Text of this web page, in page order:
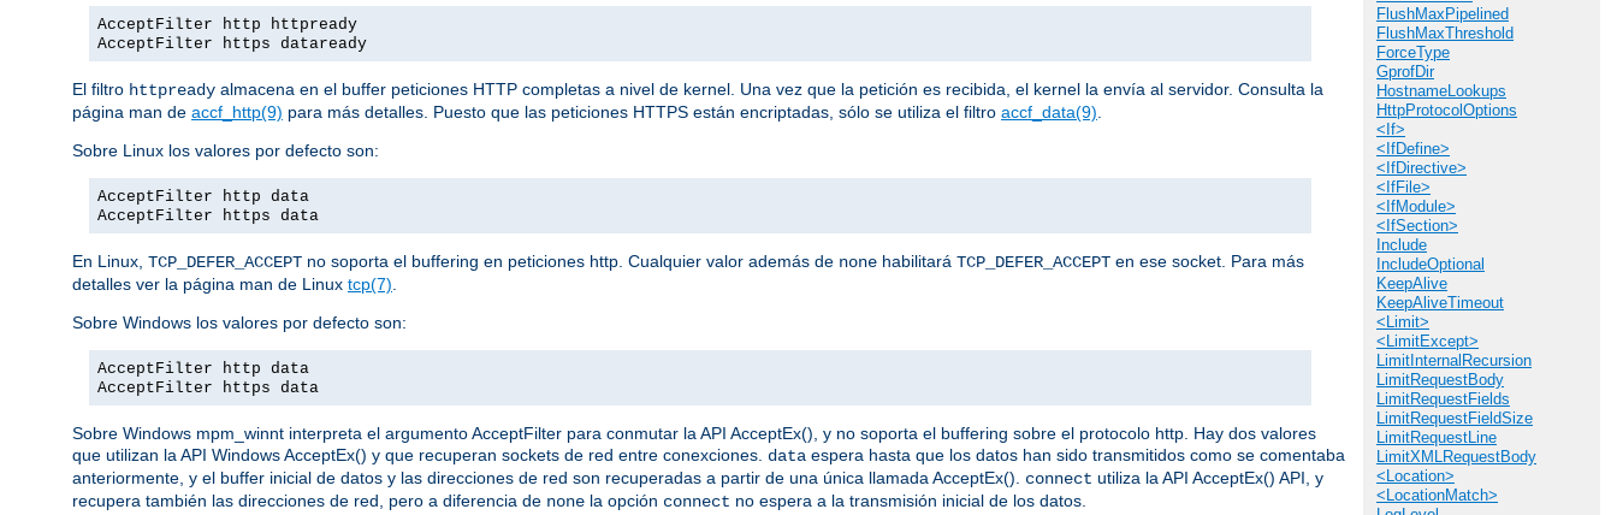
FlushMaxPipelined
FlushMaxThreshold
ForceType
GprofDir
HostnameLookups
HttpProtocolOptions
<If>
<IfDefine>
<IfDirective>
<IfFile>
<IfModule>
<IfSection>
Include
IncludeOptional
KeepAlive
KeepAliveTimeout
<Limit>
<LimitExcept>
LimitInternalRecursion
LimitRequestBody
LimitRequestFields
LimitRequestFieldSize
LimitRequestLine
LimitXMLRequestBody
<Location>
<LocationMatch>
AcceptFilter http httpready
AcceptFilter https dataready
El filtro httpready almacena en el buffer peticiones HTTP completas a nivel de kernel. Una vez que la petición es recibida, el kernel la envía al servidor. Consulta la
página man de accf_http(9) para más detalles. Puesto que las peticiones HTTPS están encriptadas, sólo se utiliza el filtro accf_data(9)
Sobre Linux los valores por defecto son:
AcceptFilter http data
AcceptFilter https data
En Linux, TCP_DEFER_ACCEPT no soporta el buffering en peticiones http. Cualquier valor además de none habilitará TCP_DEFER_ACCEPT en ese socket. Para más
detalles ver la página man de Linux tcp(7)
Sobre Windows los valores por defecto son:
AcceptFilter http data
AcceptFilter https data
Sobre Windows mpm_winnt interpreta el argumento AcceptFilter para conmutar la API AcceptEx(), y no soporta el buffering sobre el protocolo http. Hay dos valores
que utilizan la API Windows AcceptEx() y que recuperan sockets de red entre conexciones. data espera hasta que los datos han sido transmitidos como se comentaba
anteriormente, y el buffer inicial de datos y las direcciones de red son recuperadas a partir de una única llamada AcceptEx(). connect utiliza la API AcceptEx() API, y
recupera también las direcciones de red, pero a diferencia de none la opción connect no espera a la transmisión inicial de los datos.